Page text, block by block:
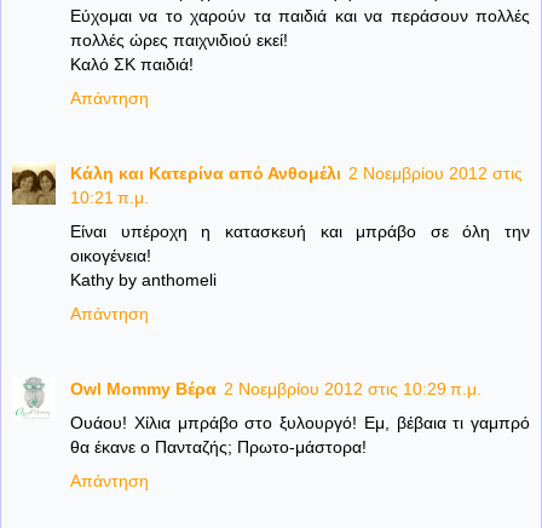
Εύχομαι να το χαρούν τα παιδιά και να περάσουν πολλές
πολλές ώρες παιχνιδιού εκεί!
Καλό ΣΚ παιδιά!
Απάντηση
Κάλη και Κατερίνα από Ανθομέλι 2 Νοεμβρίου 2012 στις
10:21 π.μ.
Είναι υπέροχη η κατασκευή και μπράβο σε όλη την
οικογένεια!
Kathy by anthomeli
Απάντηση
Owl Mommy Βέρα 2 Νοεμβρίου 2012 στις 10:29 π.μ.
Ουάου! Χίλια μπράβο στο ξυλουργό! Εμ, βέβαια τι γαμπρό
θα έκανε ο Πανταζής; Πρωτο-μάστορα!
Απάντηση